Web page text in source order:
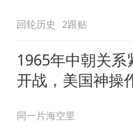
回轮历史 2跟贴
1965年中朝关系
开战，美国神操
同一片海空里